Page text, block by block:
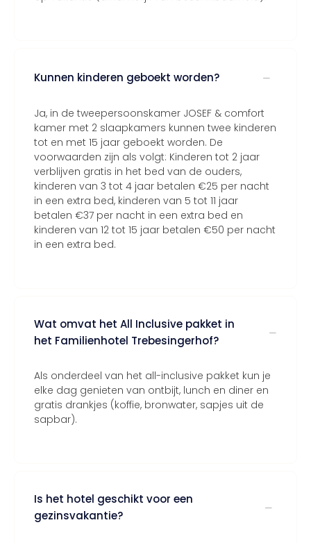
Kunnen kinderen geboekt worden?
Ja, in de tweepersoonskamer JOSEF & comfort
kamer met 2 slaapkamers kunnen twee kinderen
tot en met 15 jaar geboekt worden. De
voorwaarden zijn als volgt: Kinderen tot 2 jaar
verblijven gratis in het bed van de ouders,
kinderen van 3 tot 4 jaar betalen €25 per nacht
in een extra bed, kinderen van 5 tot 11 jaar
betalen €37 per nacht in een extra bed en
kinderen van 12 tot 15 jaar betalen €50 per nacht
in een extra bed.
Wat omvat het All Inclusive pakket in
het Familienhotel Trebesingerhof?
Als onderdeel van het all-inclusive pakket kun je
elke dag genieten van ontbijt, lunch en diner en
gratis drankjes (koffie, bronwater, sapjes uit de
sapbar).
Is het hotel geschikt voor een
gezinsvakantie?